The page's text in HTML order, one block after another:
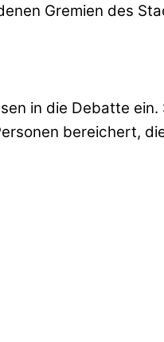
Gremien des
in die Debatte
bereichert,